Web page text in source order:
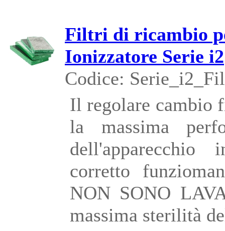
Filtri di ricambio
Ionizzatore Serie i2
Codice: Serie_i2_Fil
Il regolare cambio
la massima
dell'apparecchio
corretto
NON SONO
massima sterilità